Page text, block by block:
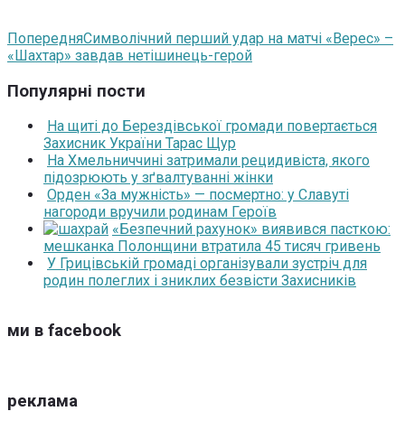
ПопередняСимволічний перший удар на матчі «Верес» –
«Шахтар» завдав нетішинець-герой
Популярні пости
На щиті до Берездівської громади повертається
Захисник України Тарас Щур
На Хмельниччині затримали рецидивіста, якого
підозрюють у зґвалтуванні жінки
Орден «За мужність» — посмертно: у Славуті
нагороди вручили родинам Героїв
«Безпечний рахунок» виявився пасткою:
мешканка Полонщини втратила 45 тисяч гривень
У Грицівській громаді організували зустріч для
родин полеглих і зниклих безвісти Захисників
ми в facebook
реклама